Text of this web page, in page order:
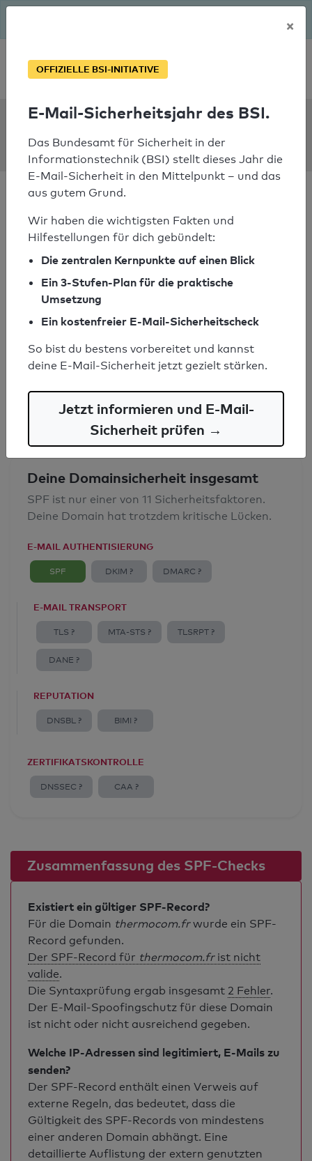
Soforthilfe bei Notfällen
thermocom.fr
SPF-Check nicht
bestanden
Ihr SPF-Record Prüfergebnis
SPF-Record gefunden
Syntaxprüfung: 2 Fehler
E-Mail-Spoofingschutz: Mangelhaft
Deine Domainsicherheit insgesamt
SPF ist nur einer von 11 Sicherheitsfaktoren.
Deine Domain hat trotzdem kritische Lücken.
E-MAIL AUTHENTISIERUNG
SPF DKIM ? DMARC ?
E-MAIL TRANSPORT
TLS ? MTA-STS ? TLSRPT ?
DANE ?
REPUTATION
DNSBL ? BIMI ?
ZERTIFIKATSKONTROLLE
DNSSEC ? CAA ?
Zusammenfassung des SPF-Checks
Existiert ein gültiger SPF-Record?
Für die Domain thermocom.frwurde ein SPF-
Record gefunden.
Der SPF-Record für thermocom.frist nicht
valide.
Die Syntaxprüfung ergab insgesamt 2 Fehler.
Der E-Mail-Spoofingschutz für diese Domain
ist nicht oder nicht ausreichend gegeben.
Welche IP-Adressen sind legitimiert, E-Mails zu
senden?
Der SPF-Record enthält einen Verweis auf
externe Regeln, das bedeutet, dass die
Gültigkeit des SPF-Records von mindestens
einer anderen Domain abhängt. Eine
detaillierte Auflistung der extern genutzten
×
OFFIZIELLE BSI-INITIATIVE
E-Mail-Sicherheitsjahr des BSI.
Das Bundesamt für Sicherheit in der
Informationstechnik (BSI) stellt dieses Jahr die
E-Mail-Sicherheit in den Mittelpunkt – und das
aus gutem Grund.
Wir haben die wichtigsten Fakten und
Hilfestellungen für dich gebündelt:
Die zentralen Kernpunkte auf einen Blick
Ein 3-Stufen-Plan für die praktische
Umsetzung
Ein kostenfreier E-Mail-Sicherheitscheck
So bist du bestens vorbereitet und kannst
deine E-Mail-Sicherheit jetzt gezielt stärken.
Jetzt informieren und E-Mail-
Sicherheit prüfen →